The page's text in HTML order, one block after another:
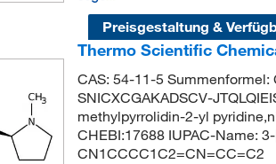
Preisgestaltung &
Thermo Scientific
CAS: 54-11-5 Summenformel:
SNICXCGAKADSCV-
methylpyrrolidin-2-yl
CHEBI:17688 IUPAC-Name:
CN1CCCC1C2=CN=CC=C2